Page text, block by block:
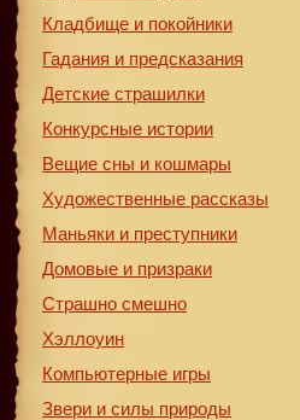
Кладбище и покойники
Гадания и предсказания
Детские страшилки
Конкурсные истории
Вещие сны и кошмары
Художественные рассказы
Маньяки и преступники
Домовые и призраки
Страшно смешно
Хэллоуин
Компьютерные игры
Звери и силы природы